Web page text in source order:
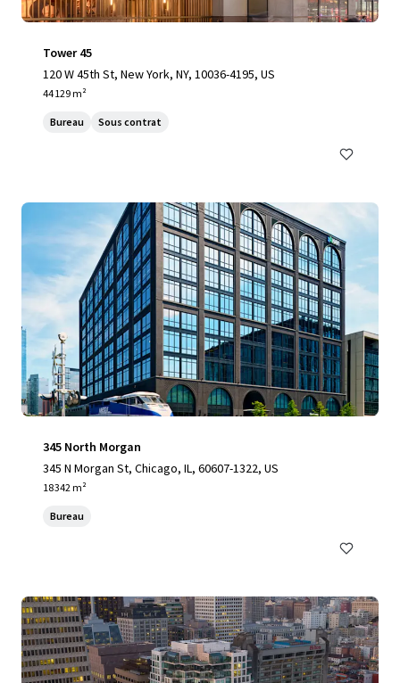
Tower 45
120 W 45th St, New York, NY, 10036-4195, US
44 129 m²
Bureau Sous contrat
345 North Morgan
345 N Morgan St, Chicago, IL, 60607-1322, US
18 342 m²
Bureau